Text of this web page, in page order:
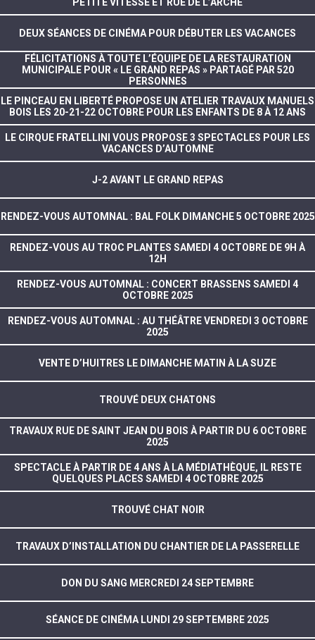
DEUX SÉANCES DE CINÉMA POUR DÉBUTER LES VACANCES
FÉLICITATIONS À TOUTE L’ÉQUIPE DE LA RESTAURATION
MUNICIPALE POUR « LE GRAND REPAS » PARTAGÉ PAR 520
PERSONNES
LE PINCEAU EN LIBERTÉ PROPOSE UN ATELIER TRAVAUX MANUELS
BOIS LES 20-21-22 OCTOBRE POUR LES ENFANTS DE 8 À 12 ANS
LE CIRQUE FRATELLINI VOUS PROPOSE 3 SPECTACLES POUR LES
VACANCES D’AUTOMNE
J-2 AVANT LE GRAND REPAS
RENDEZ-VOUS AUTOMNAL : BAL FOLK DIMANCHE 5 OCTOBRE 2025
RENDEZ-VOUS AU TROC PLANTES SAMEDI 4 OCTOBRE DE 9H À
12H
RENDEZ-VOUS AUTOMNAL : CONCERT BRASSENS SAMEDI 4
OCTOBRE 2025
RENDEZ-VOUS AUTOMNAL : AU THÉÂTRE VENDREDI 3 OCTOBRE
2025
VENTE D’HUITRES LE DIMANCHE MATIN À LA SUZE
TROUVÉ DEUX CHATONS
TRAVAUX RUE DE SAINT JEAN DU BOIS À PARTIR DU 6 OCTOBRE
2025
SPECTACLE À PARTIR DE 4 ANS À LA MÉDIATHÈQUE, IL RESTE
QUELQUES PLACES SAMEDI 4 OCTOBRE 2025
TROUVÉ CHAT NOIR
TRAVAUX D’INSTALLATION DU CHANTIER DE LA PASSERELLE
DON DU SANG MERCREDI 24 SEPTEMBRE
SÉANCE DE CINÉMA LUNDI 29 SEPTEMBRE 2025